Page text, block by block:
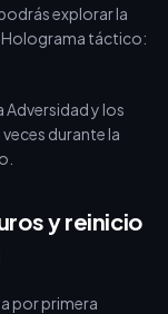
explorar la
Holograma táctico:
Adversidad y los
durante la
y reinicio
por primera